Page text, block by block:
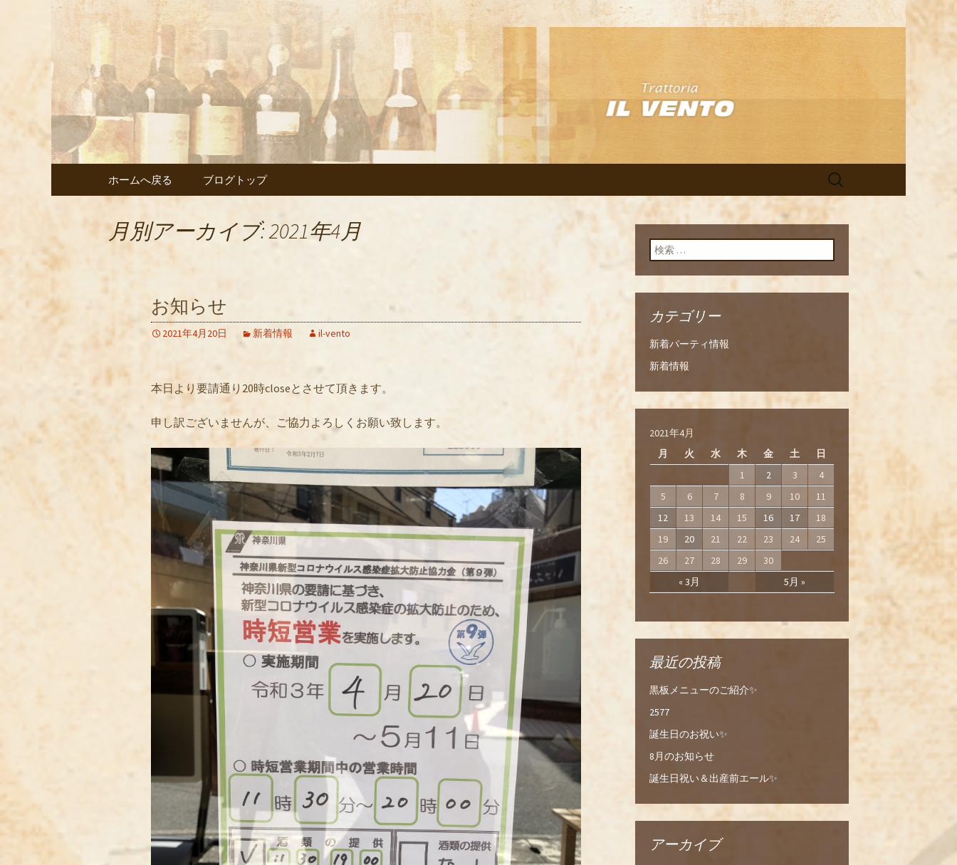
武蔵小杉の美味しいイタリアン「イルヴ
ェント」のブログ
武蔵小杉の美味しいイタリアン「イルヴェント」のブログ
コンテンツへ移動
ホームへ戻る ブログトップ
検
月別アーカイブ: 2021年4月
お知らせ
2021年4月20日 新着情報 il-vento
本日より要請通り20時closeとさせて頂きます。
申し訳ございませんが、ご協力よろしくお願い致します。
検索:
カテゴリー
新着パーティ情報
新着情報
2021年4月
月
火 水 木 金 土 日
« 3月 5月 »
1 2 3
4
5
6 7 8 9 10
11
12
13 14 15 16 17
18
19
20 21 22 23 24
25
26
27 28 29 30
最近の投稿
黒板メニューのご紹介✨
2577
誕生日のお祝い✨
8月のお知らせ
誕生日祝い＆出産前エール✨
アーカイブ